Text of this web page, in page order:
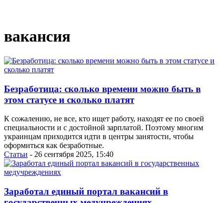
вакансия
Безработица: сколько времени можно быть в
этом статусе и сколько платят
К сожалению, не все, кто ищет работу, находят ее по своей
специальности и с достойной зарплатой. Поэтому многим
украинцам приходится идти в центры занятости, чтобы
оформиться как безработные.
Статьи - 26 сентября 2025, 15:40
Заработал единый портал вакансий в